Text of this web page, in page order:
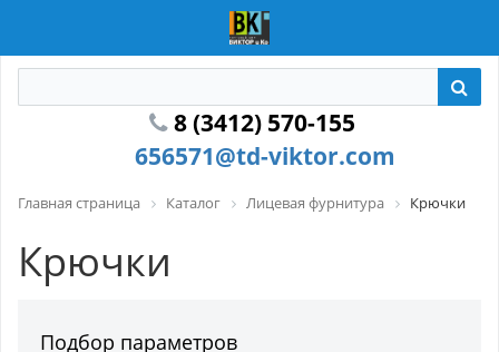
8 (3412) 570-155
656571@td-viktor.com
Главная страница Каталог Лицевая фурнитура Крючки
Крючки
Подбор параметров